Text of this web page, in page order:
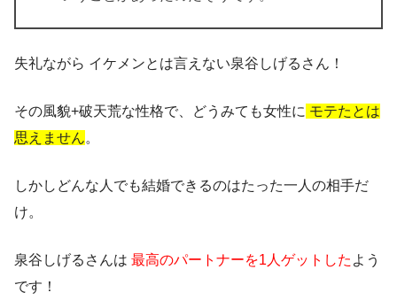
失礼ながら イケメンとは言えない泉谷しげるさん！
その風貌+破天荒な性格で、どうみても女性に モテたとは
思えません。
しかしどんな人でも結婚できるのはたった一人の相手だ
け。
泉谷しげるさんは 最高のパートナーを1人ゲットした よう
です！